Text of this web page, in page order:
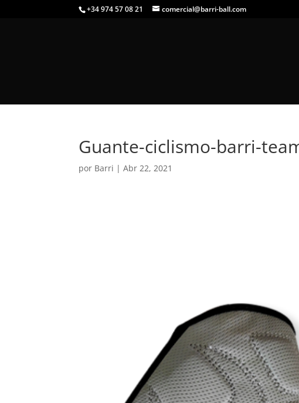
+34 974 57 08 21 comercial@barri-ball.com
Guante-ciclismo-barri-
por Barri |Abr 22, 2021